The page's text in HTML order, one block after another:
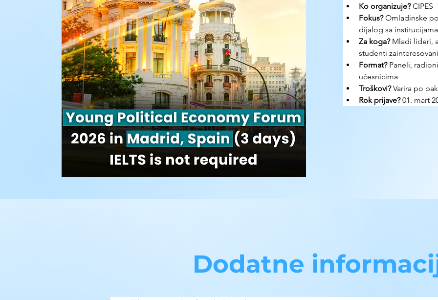
Ko organizuje? CIPES
Fokus? Omladinske
dijalog sa institucijama
Za koga? Mladi lideri,
studenti
Format? Paneli,
učesnicima
Troškovi? Varira po
Rok prijave? 01. mart
Dodatne